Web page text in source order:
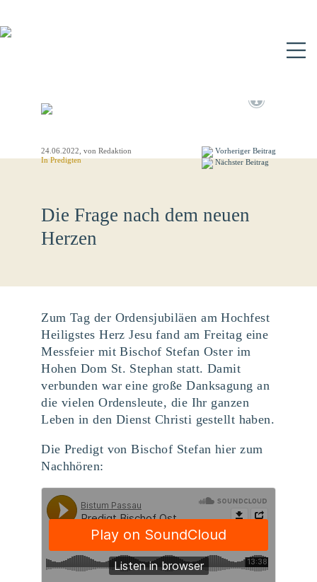
24.06.2022 , von Redaktion
InPredigten
Vorheriger Beitrag
Nächster Beitrag
Die Frage nach dem neuen
Herzen
Zum Tag der Ordensjubiläen am Hochfest
Heiligstes Herz Jesu fand am Freitag eine
Messfeier mit Bischof Stefan Oster im
Hohen Dom St. Stephan statt. Damit
verbunden war eine große Danksagung an
die vielen Ordensleute, die Ihr ganzen
Leben in den Dienst Christi gestellt haben.
Die Predigt von Bischof Stefan hier zum
Nachhören: